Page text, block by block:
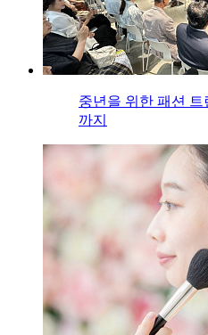
중년을 위한 패션
까지